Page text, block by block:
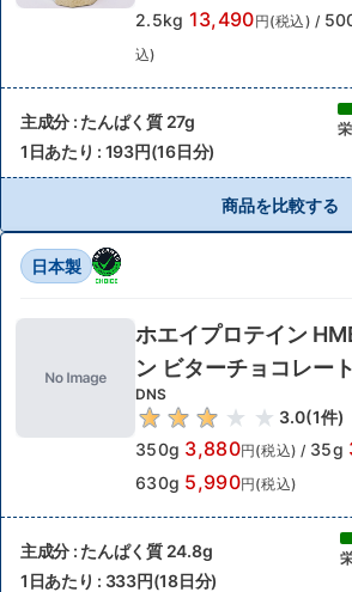
2.5kg 13,490円(税込) /
込)
主成分 : たんぱく質 27g
1日あたり : 193円(16日分)
商品を比較する
日本製
ホエイプロテイン
ン ビターチョコレー
DNS
3.0(1件)
350g 3,880円(税込) / 35g
630g 5,990円(税込)
主成分 : たんぱく質 24.8g
1日あたり : 333円(18日分)